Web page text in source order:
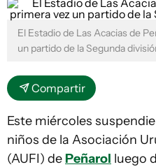
El Estadio de Las Acacias de
un partido de la Segunda
Compartir
Este miércoles
niños de la Asociación
(AUFI) dePeñarol luego